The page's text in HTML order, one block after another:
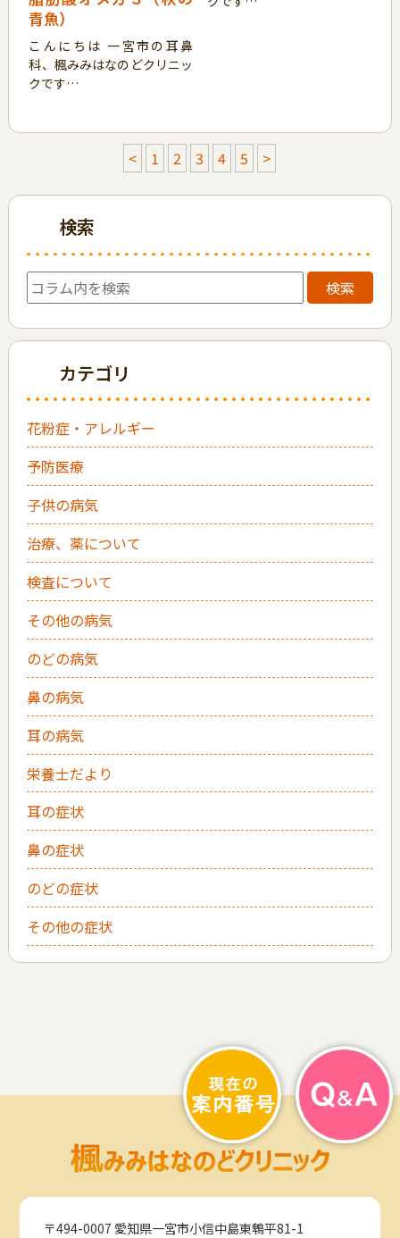
青魚）
こんにちは 一宮市の耳鼻
科、楓みみはなのどクリニッ
クです…
< 1 2 3 4 5 >
検索
検索
カテゴリ
花粉症・アレルギー
予防医療
子供の病気
治療、薬について
検査について
その他の病気
のどの病気
鼻の病気
耳の病気
栄養士だより
耳の症状
鼻の症状
のどの症状
その他の症状
〒494-0007 愛知県一宮市小信中島東鵯平81-1